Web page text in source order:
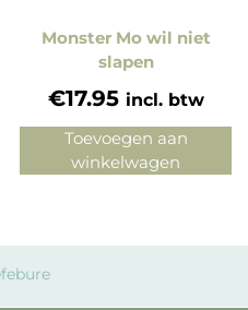
Monster Mo wil niet
slapen
€17.95 incl. btw
Toevoegen aan
winkelwagen